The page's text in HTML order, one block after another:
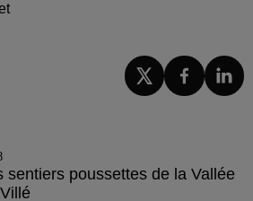
sentiers poussettes de la Vallée